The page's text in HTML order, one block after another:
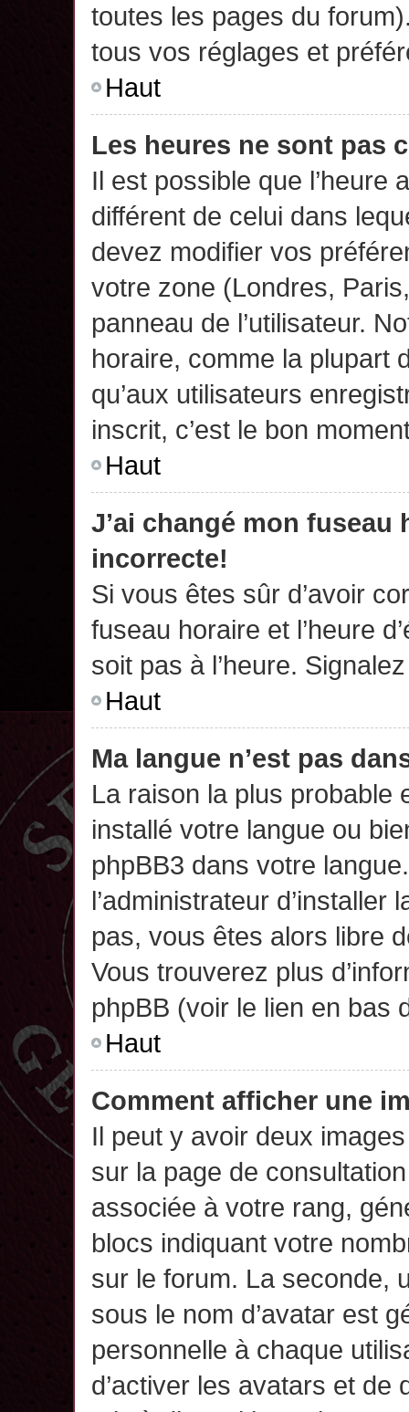
toutes les pages du
tous vos réglages et
Haut
Les heures ne sont pas
Il est possible que l’heure
différent de celui dans
devez modifier vos
votre zone (Londres,
panneau de l’utilisateur.
horaire, comme la plupart
qu’aux utilisateurs
inscrit, c’est le bon
Haut
J’ai changé mon fuseau
incorrecte!
Si vous êtes sûr d’avoir
fuseau horaire et l’heure
soit pas à l’heure.
Haut
Ma langue n’est pas
La raison la plus probable
installé votre langue ou
phpBB3 dans votre
l’administrateur d’installer
pas, vous êtes alors libre
Vous trouverez plus
phpBB (voir le lien en bas
Haut
Comment afficher une
Il peut y avoir deux
sur la page de
associée à votre rang,
blocs indiquant votre
sur le forum. La seconde,
sous le nom d’avatar est
personnelle à chaque
d’activer les avatars et de